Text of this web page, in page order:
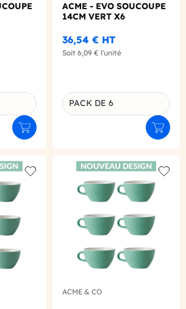
produit
Ajouter au panier
ACME - EVO SOUCOUPE
14CM VERT X6
36,54 € HT
Soit 6,09 € l'unité
Déclinaison du produit
PACK DE 6
Add to wishlist
ACME & CO